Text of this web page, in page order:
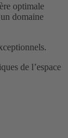
optimale
domaine
de l’espace